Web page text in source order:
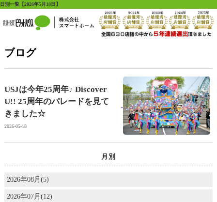
日別一覧【2026年5月18日】
ブログ
USJは今年25周年♪ Discover
U!! 25周年のパレードを見て
きました☆
2026-05-18
月別
2026年08月(5)
2026年07月(12)